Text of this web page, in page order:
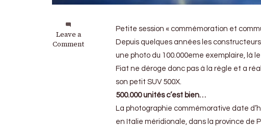
Leave a
Comment
on
Fiat
Petite session « commémoration et
Depuis quelques années les
une photo du 100.000eme exemplaire, là
Fiat ne déroge donc pas à la règle et a
son petit SUV 500X.
500.000 unités c’est bien…
La photographie commémorative date
en Italie méridionale, dans la province de